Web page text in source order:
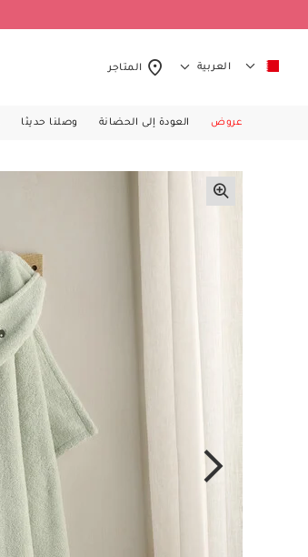
العربية المتاجر
عروض العودة إلى الحضانة وصلنا حديثا